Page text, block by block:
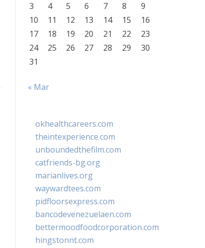
3
4 5 6 7 8
9
10
11 12 13 14 15
16
17
18 19 20 21 22
23
24
25 26 27 28 29
30
31
« Mar
okhealthcareers.com
theintexperience.com
unboundedthefilm.com
catfriends-bg.org
marianlives.org
waywardtees.com
pidfloorsexpress.com
bancodevenezuelaen.com
bettermoodfoodcorporation.com
hingstonnt.com